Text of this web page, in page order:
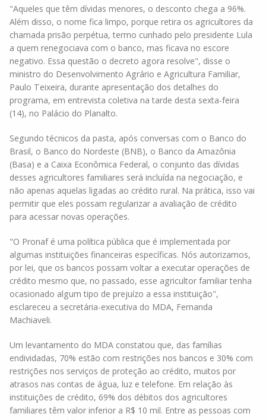
"Aqueles que têm dívidas menores, o desconto chega a 96%.
Além disso, o nome fica limpo, porque retira os agricultores da
chamada prisão perpétua, termo cunhado pelo presidente Lula
a quem renegociava com o banco, mas ficava no escore
negativo. Essa questão o decreto agora resolve", disse o
ministro do Desenvolvimento Agrário e Agricultura Familiar,
Paulo Teixeira, durante apresentação dos detalhes do
programa, em entrevista coletiva na tarde desta sexta-feira
(14), no Palácio do Planalto.
Segundo técnicos da pasta, após conversas com o Banco do
Brasil, o Banco do Nordeste (BNB), o Banco da Amazônia
(Basa) e a Caixa Econômica Federal, o conjunto das dívidas
desses agricultores familiares será incluída na negociação, e
não apenas aquelas ligadas ao crédito rural. Na prática, isso vai
permitir que eles possam regularizar a avaliação de crédito
para acessar novas operações.
"O Pronaf é uma política pública que é implementada por
algumas instituições financeiras específicas. Nós autorizamos,
por lei, que os bancos possam voltar a executar operações de
crédito mesmo que, no passado, esse agricultor familiar tenha
ocasionado algum tipo de prejuízo a essa instituição",
esclareceu a secretária-executiva do MDA, Fernanda
Machiaveli.
Um levantamento do MDA constatou que, das famílias
endividadas, 70% estão com restrições nos bancos e 30% com
restrições nos serviços de proteção ao crédito, muitos por
atrasos nas contas de água, luz e telefone. Em relação às
instituições de crédito, 69% dos débitos dos agricultores
familiares têm valor inferior a R$ 10 mil. Entre as pessoas com